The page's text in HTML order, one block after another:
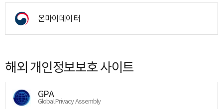
온마이데이터
해외 개인정보보호 사이트
GPA
Global Privacy Assembly